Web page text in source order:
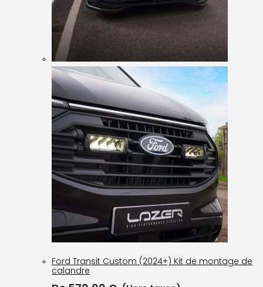
Ford Transit Custom (2024+) Kit de montage de
calandre